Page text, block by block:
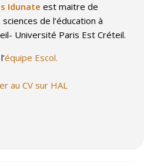
Idunate est maitre de
de l’éducation à
Université Paris Est Créteil.
équipe Escol.
au CV sur HAL